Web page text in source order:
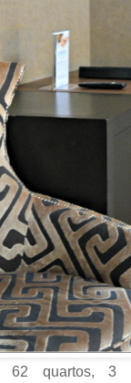
62 quartos, 3